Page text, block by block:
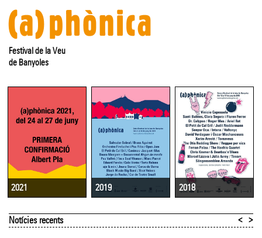
Festival de la Veu
de Banyoles
2021 2019 2018
Notícies recents < >